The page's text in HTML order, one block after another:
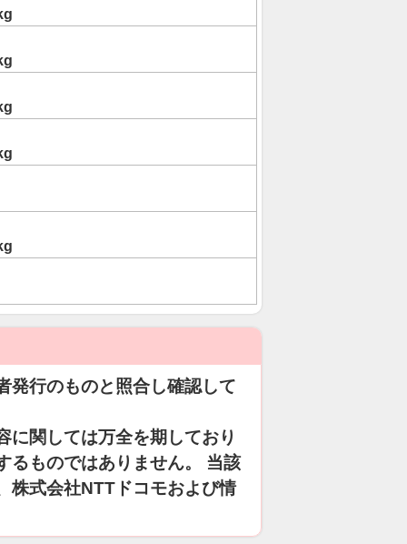
発行のものと照合し確認して
に関しては万全を期しており
るものではありません。 当該
株式会社NTTドコモおよび情